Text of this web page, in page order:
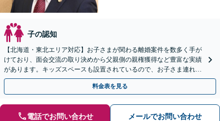
子の認知
【北海道・東北エリア対応】お子さまが関わる離婚案件を数多く手が
けており、面会交流の取り決めから父親側の親権獲得など豊富な実績
があります。キッズスペースも設置されているので、お子さま連れの
方も安心してご相談ください【WEB面談対応】
料金表を見る
電話でお問い合わせ メールでお問い合わせ